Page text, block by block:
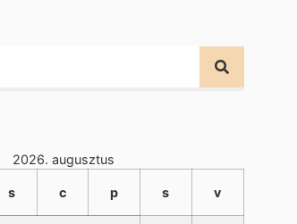
2026. augusztus
s c p s v